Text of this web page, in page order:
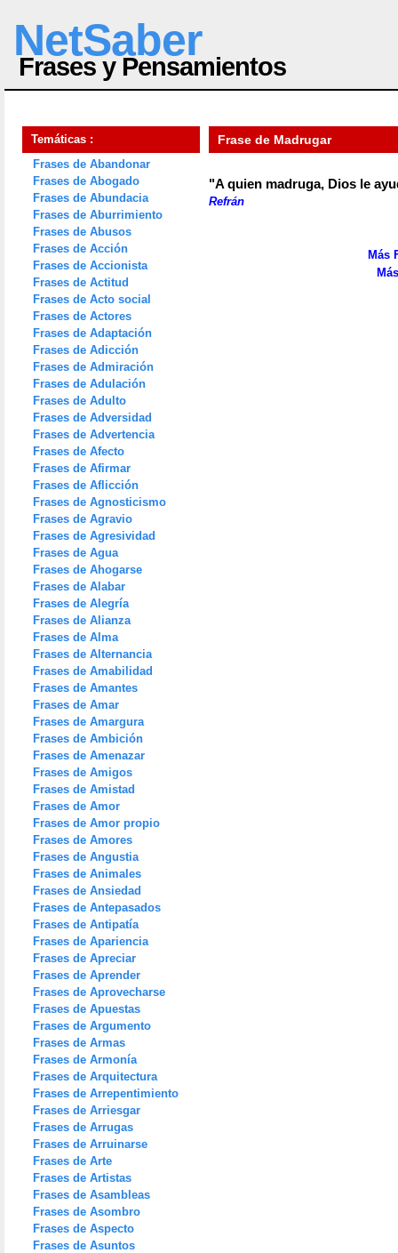
NetSaber
Frases y Pensamientos
Temáticas :
Frases de Abandonar
Frases de Abogado
Frases de Abundacia
Frases de Aburrimiento
Frases de Abusos
Frases de Acción
Frases de Accionista
Frases de Actitud
Frases de Acto social
Frases de Actores
Frases de Adaptación
Frases de Adicción
Frases de Admiración
Frases de Adulación
Frases de Adulto
Frases de Adversidad
Frases de Advertencia
Frases de Afecto
Frases de Afirmar
Frases de Aflicción
Frases de Agnosticismo
Frases de Agravio
Frases de Agresividad
Frases de Agua
Frases de Ahogarse
Frases de Alabar
Frases de Alegría
Frases de Alianza
Frases de Alma
Frases de Alternancia
Frases de Amabilidad
Frases de Amantes
Frases de Amar
Frases de Amargura
Frases de Ambición
Frases de Amenazar
Frases de Amigos
Frases de Amistad
Frases de Amor
Frases de Amor propio
Frases de Amores
Frases de Angustia
Frases de Animales
Frases de Ansiedad
Frases de Antepasados
Frases de Antipatía
Frases de Apariencia
Frases de Apreciar
Frases de Aprender
Frases de Aprovecharse
Frases de Apuestas
Frases de Argumento
Frases de Armas
Frases de Armonía
Frases de Arquitectura
Frases de Arrepentimiento
Frases de Arriesgar
Frases de Arrugas
Frases de Arruinarse
Frases de Arte
Frases de Artistas
Frases de Asambleas
Frases de Asombro
Frases de Aspecto
Frases de Asuntos
Frase de Madrugar
"A quien madruga, Dios le
Refrán
Más